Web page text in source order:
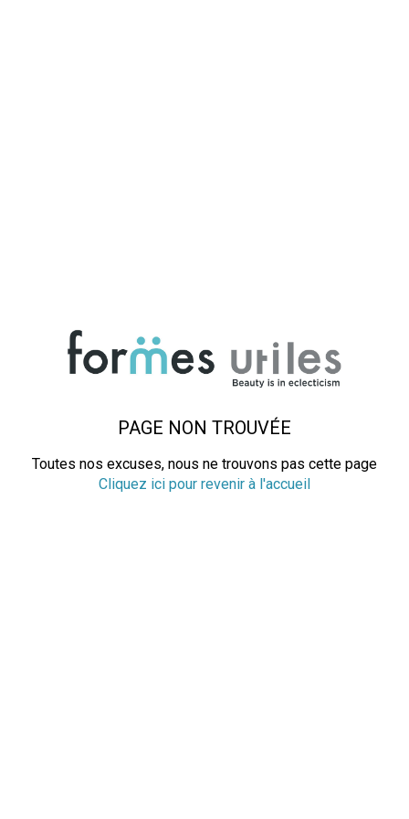
PAGE NON TROUVÉE
Toutes nos excuses, nous ne trouvons pas cette page
Cliquez ici pour revenir à l'accueil